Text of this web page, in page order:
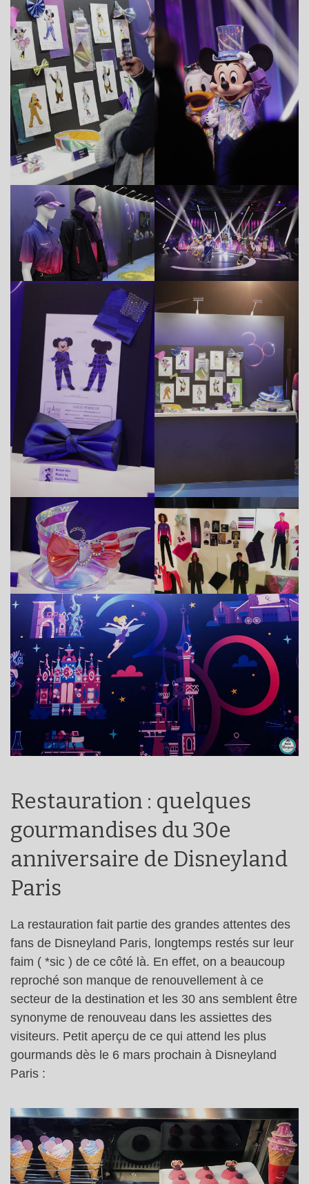
Restauration : quelques
gourmandises du 30e
anniversaire de Disneyland
Paris
La restauration fait partie des grandes attentes des
fans de Disneyland Paris, longtemps restés sur leur
faim ( *sic ) de ce côté là. En effet, on a beaucoup
reproché son manque de renouvellement à ce
secteur de la destination et les 30 ans semblent être
synonyme de renouveau dans les assiettes des
visiteurs. Petit aperçu de ce qui attend les plus
gourmands dès le 6 mars prochain à Disneyland
Paris :